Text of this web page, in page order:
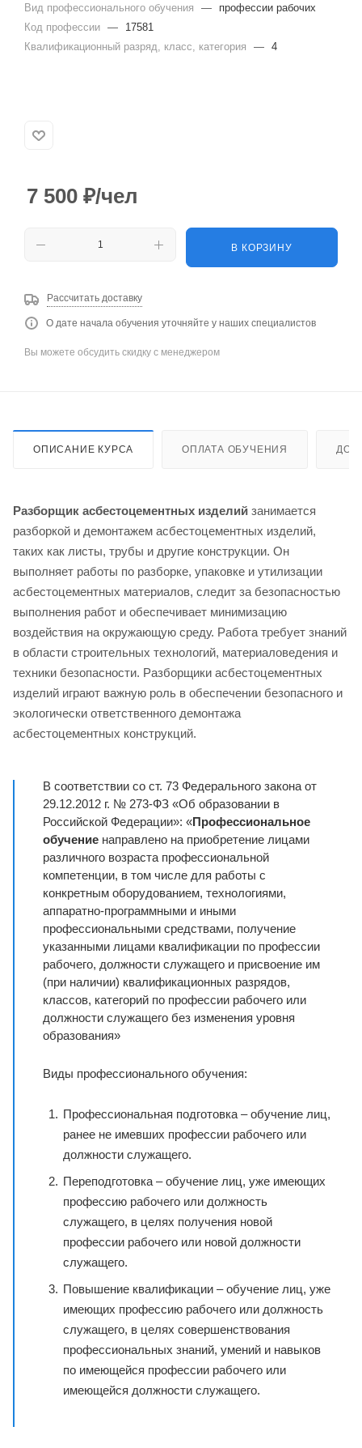
Вид профессионального обучения
—
профессии рабочих
Код профессии —
17581
Квалификационный разряд, класс, категория
— 4
7 500 ₽/чел
В КОРЗИНУ
Рассчитать доставку
О дате начала обучения уточняйте у наших специалистов
Вы можете обсудить скидку с менеджером
ОПИСАНИЕ КУРСА ОПЛАТА ОБУЧЕНИЯ
Разборщик асбестоцементных изделий занимается
разборкой и демонтажем асбестоцементных изделий,
таких как листы, трубы и другие конструкции. Он
выполняет работы по разборке, упаковке и утилизации
асбестоцементных материалов, следит за безопасностью
выполнения работ и обеспечивает минимизацию
воздействия на окружающую среду. Работа требует знаний
в области строительных технологий, материаловедения и
техники безопасности. Разборщики асбестоцементных
изделий играют важную роль в обеспечении безопасного и
экологически ответственного демонтажа
асбестоцементных конструкций.
В соответствии со ст. 73 Федерального закона от
29.12.2012 г. № 273-ФЗ «Об образовании в
Российской Федерации»: «Профессиональное
обучение направлено на приобретение лицами
различного возраста профессиональной
компетенции, в том числе для работы с
конкретным оборудованием, технологиями,
аппаратно-программными и иными
профессиональными средствами, получение
указанными лицами квалификации по профессии
рабочего, должности служащего и присвоение им
(при наличии) квалификационных разрядов,
классов, категорий по профессии рабочего или
должности служащего без изменения уровня
образования»
Виды профессионального обучения:
Профессиональная подготовка – обучение лиц,
ранее не имевших профессии рабочего или
должности служащего.
Переподготовка – обучение лиц, уже имеющих
профессию рабочего или должность
служащего, в целях получения новой
профессии рабочего или новой должности
служащего.
Повышение квалификации – обучение лиц, уже
имеющих профессию рабочего или должность
служащего, в целях совершенствования
профессиональных знаний, умений и навыков
по имеющейся профессии рабочего или
имеющейся должности служащего.